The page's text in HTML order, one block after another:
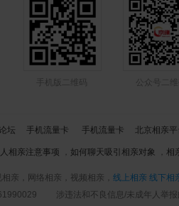
手机版二维码 公众号二维
坛 手机流量卡 手机流量卡 北京相亲平
相亲注意事项 ， 如何聊天吸引相亲对象 ， 相
亲，网络相亲，视频相亲， 线上相亲 线下相
涉违法和不良信息/未成年人举报